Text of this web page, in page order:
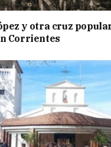
y otra cruz
Corrientes